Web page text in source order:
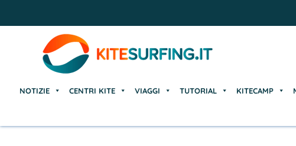
NOTIZIE CENTRI KITE VIAGGI TUTORIAL KITECAMP